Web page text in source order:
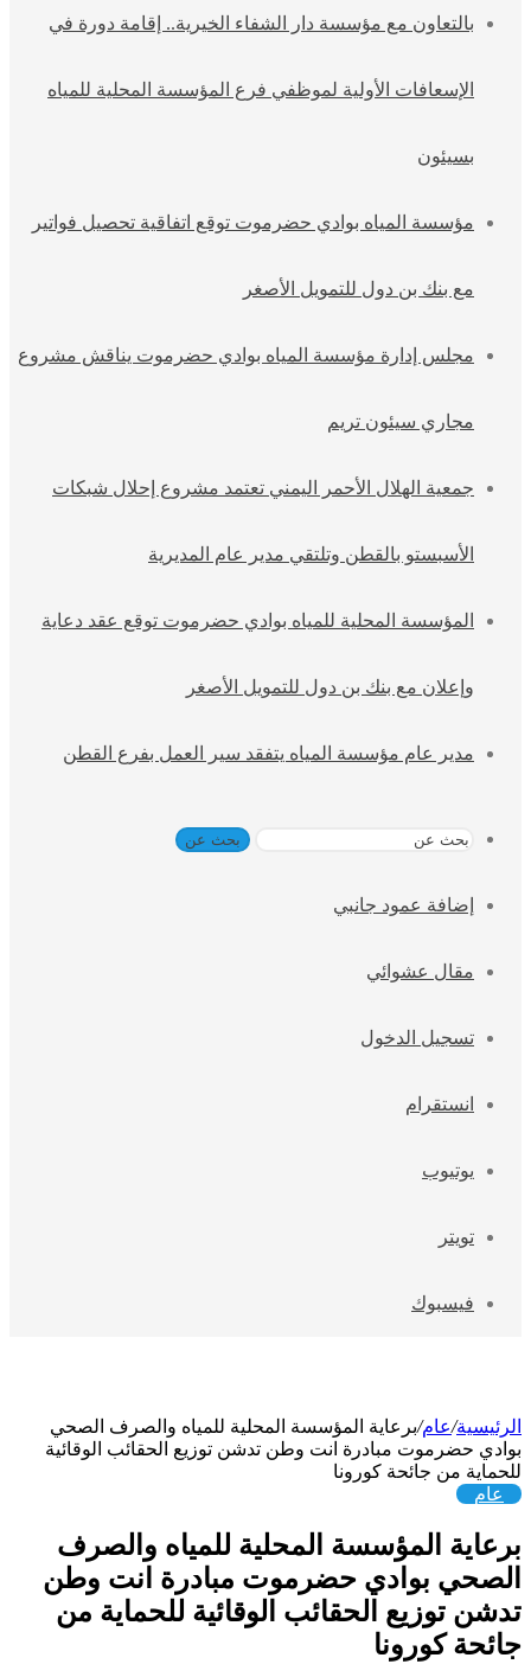
بالتعاون مع مؤسسة دار الشفاء الخيرية.. إقامة دورة في
الإسعافات الأولية لموظفي فرع المؤسسة المحلية للمياه
بسيئون
مؤسسة المياه بوادي حضرموت توقع اتفاقية تحصيل فواتير
مع بنك بن دول للتمويل الأصغر
مجلس إدارة مؤسسة المياه بوادي حضرموت يناقش مشروع
مجاري سيئون تريم
جمعية الهلال الأحمر اليمني تعتمد مشروع إحلال شبكات
الأسبستو بالقطن وتلتقي مدير عام المديرية
المؤسسة المحلية للمياه بوادي حضرموت توقع عقد دعاية
وإعلان مع بنك بن دول للتمويل الأصغر
مدير عام مؤسسة المياه يتفقد سير العمل بفرع القطن
بحث عن
إضافة عمود جانبي
مقال عشوائي
تسجيل الدخول
انستقرام
يوتيوب
تويتر
فيسبوك
الرئيسية/عام/برعاية المؤسسة المحلية للمياه والصرف الصحي
بوادي حضرموت مبادرة انت وطن تدشن توزيع الحقائب الوقائية
للحماية من جائحة كورونا
عام
برعاية المؤسسة المحلية للمياه والصرف
الصحي بوادي حضرموت مبادرة انت وطن
تدشن توزيع الحقائب الوقائية للحماية من
جائحة كورونا